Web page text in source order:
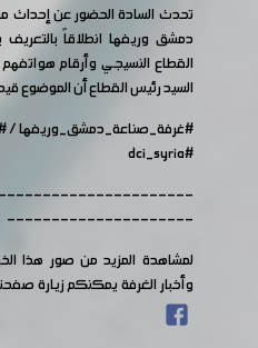
تحدث السادة الحضور عن إحداث
دمشق وريفها انطلاقاً
القطاع النسيجي وأرقام
السيد رئيس القطاع أن الموضوع قيد
#غرفة_صناعة_دمشق_وريفها/
#dci_syria
---------------------
لمشاهدة المزيد من صور هذا
وأخبار الغرفة يمكنكم زيارة